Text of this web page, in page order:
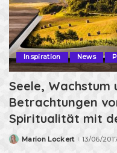
Inspiration News
Seele, Wachstum
Betrachtungen
Spiritualität mit
PostedMarion Lockert 13/06/